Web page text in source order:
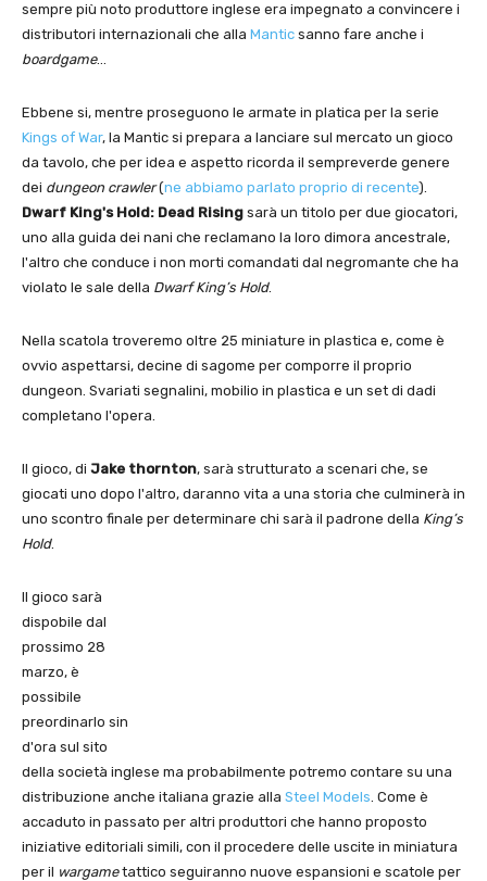
sempre più noto produttore inglese era impegnato a convincere i
distributori internazionali che alla Mantic sanno fare anche i
boardgame…
Ebbene si, mentre proseguono le armate in platica per la serie
Kings of War, la Mantic si prepara a lanciare sul mercato un gioco
da tavolo, che per idea e aspetto ricorda il sempreverde genere
dei dungeon crawler(ne abbiamo parlato proprio di recente).
Dwarf King's Hold: Dead Rising sarà un titolo per due giocatori,
uno alla guida dei nani che reclamano la loro dimora ancestrale,
l'altro che conduce i non morti comandati dal negromante che ha
violato le sale della Dwarf King’s Hold.
Nella scatola troveremo oltre 25 miniature in plastica e, come è
ovvio aspettarsi, decine di sagome per comporre il proprio
dungeon. Svariati segnalini, mobilio in plastica e un set di dadi
completano l'opera.
Il gioco, di Jake thornton, sarà strutturato a scenari che, se
giocati uno dopo l'altro, daranno vita a una storia che culminerà in
uno scontro finale per determinare chi sarà il padrone della King’s
Hold.
Il gioco sarà
dispobile dal
prossimo 28
marzo, è
possibile
preordinarlo sin
d'ora sul sito
della società inglese ma probabilmente potremo contare su una
distribuzione anche italiana grazie alla Steel Models. Come è
accaduto in passato per altri produttori che hanno proposto
iniziative editoriali simili, con il procedere delle uscite in miniatura
per il wargametattico seguiranno nuove espansioni e scatole per